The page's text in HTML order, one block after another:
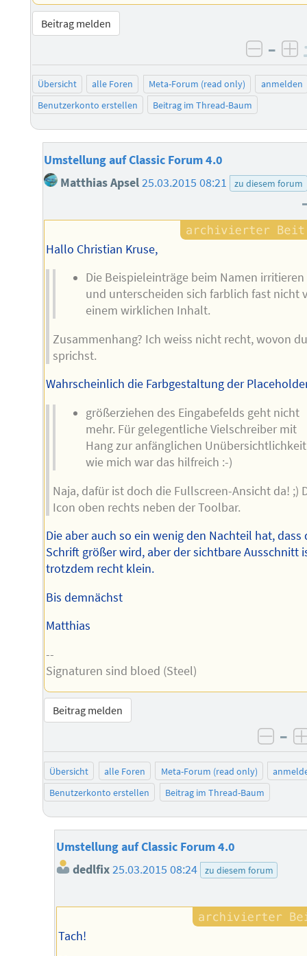
Beitrag melden
–
Übersicht alle Foren Meta-Forum (read only)
anmelden
Benutzerkonto erstellen
Beitrag im Thread-Baum
Umstellung auf Classic Forum 4.0
Matthias Apsel25.03.2015 08:21 zu diesem forum
Hallo Christian Kruse,
Die Beispieleinträge beim Namen irritieren
und unterscheiden sich farblich fast nicht
einem wirklichen Inhalt.
Zusammenhang? Ich weiss nicht recht, wovon du
sprichst.
Wahrscheinlich die Farbgestaltung der
größerziehen des Eingabefelds geht nicht
mehr. Für gelegentliche Vielschreiber mit
Hang zur anfänglichen Unübersichtlichkeit
wie mich war das hilfreich :-)
Naja, dafür ist doch die Fullscreen-Ansicht da! ;)
Icon oben rechts neben der Toolbar.
Die aber auch so ein wenig den Nachteil hat, dass
Schrift größer wird, aber der sichtbare Ausschnitt
trotzdem recht klein.
Bis demnächst
Matthias
--
Signaturen sind bloed (Steel)
Beitrag melden
–
Übersicht alle Foren Meta-Forum (read only)
Benutzerkonto erstellen
Beitrag im Thread-Baum
Umstellung auf Classic Forum 4.0
dedlfix25.03.2015 08:24 zu diesem forum
Tach!